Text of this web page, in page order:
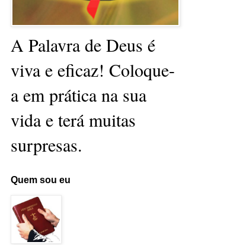
A Palavra de Deus é
viva e eficaz! Coloque-
a em prática na sua
vida e terá muitas
surpresas.
Quem sou eu